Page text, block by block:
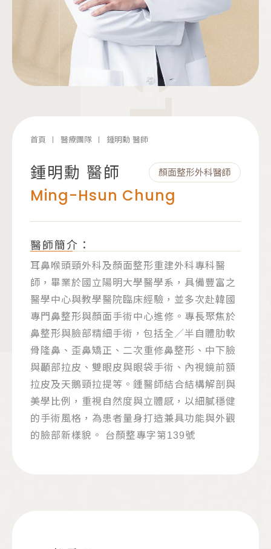
首頁 醫療團隊 鍾明勳 醫師
鍾明勳 醫師 顏面整形外科醫師
Ming-Hsun Chung
醫師簡介：
耳鼻喉頭頸外科及顏面整形重建外科專科醫
師，畢業於國立陽明大學醫學系，具備豐富之
醫學中心與教學醫院臨床經驗，並多次赴韓國
專門鼻整形與顏面手術中心進修。專長聚焦於
鼻整形與臉部精細手術，包括全／半自體肋軟
骨隆鼻、歪鼻矯正、二次重修鼻整形、中下臉
與顳部拉皮、雙眼皮與眼袋手術、內視鏡前額
拉皮及天鵝頸拉提等。鍾醫師結合結構解剖與
美學比例，重視自然度與立體感，以細膩穩健
的手術風格，為患者量身打造兼具功能與外觀
的臉部新樣貌。 台顏整專字第139號
DOCTOR